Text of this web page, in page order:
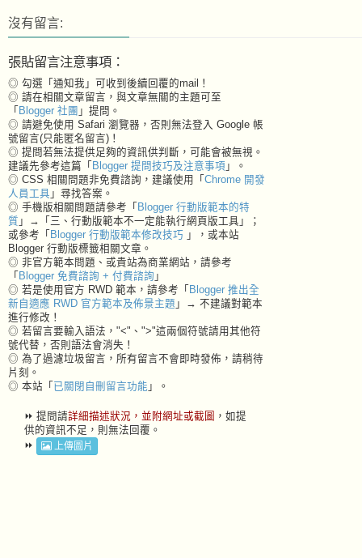
沒有留言:
張貼留言注意事項：
◎ 勾選「通知我」可收到後續回覆的mail！
◎ 請在相關文章留言，與文章無關的主題可至
「 Blogger 社團 」提問。
◎ 請避免使用 Safari 瀏覽器，否則無法登入 Google 帳
號留言(只能匿名留言)！
◎ 提問若無法提供足夠的資訊供判斷，可能會被無視。
建議先參考這篇「 Blogger 提問技巧及注意事項 」。
◎ CSS 相關問題非免費諮詢，建議使用「 Chrome 開發
人員工具 」尋找答案。
◎ 手機版相關問題請參考「 Blogger 行動版範本的特
質 」→「三、行動版範本不一定能執行網頁版工具」；
或參考「 Blogger 行動版範本修改技巧 」，或本站
Blogger 行動版標籤相關文章。
◎ 非官方範本問題、或貴站為商業網站，請參考
「 Blogger 免費諮詢 + 付費諮詢 」
◎ 若是使用官方 RWD 範本，請參考「 Blogger 推出全
新自適應 RWD 官方範本及佈景主題 」→ 不建議對範本
進行修改！
◎ 若留言要輸入語法，"<"、">"這兩個符號請用其他符
號代替，否則語法會消失！
◎ 為了過濾垃圾留言，所有留言不會即時發佈，請稍待
片刻。
◎ 本站「 已關閉自刪留言功能 」。
⏩ 提問請詳細描述狀況，並附網址或截圖 ，如提
供的資訊不足，則無法回覆。
⏩
上傳圖片